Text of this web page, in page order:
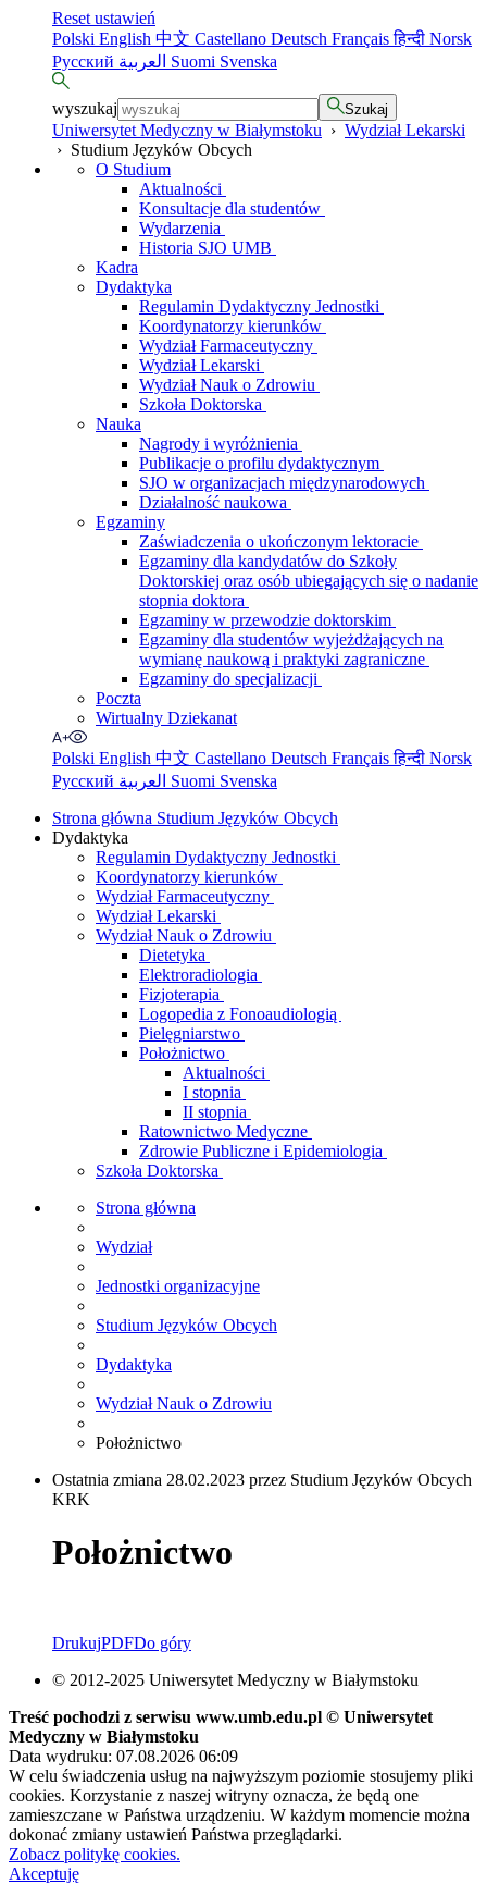
Reset ustawień
Polski English 中文 Castellano Deutsch Françaisहिन्दी Norsk
Русский
Suomi Svenska
wyszukaj Szukaj
Uniwersytet Medyczny w Białymstoku › Wydział Lekarski
› Studium Języków Obcych
O Studium
Aktualności
Konsultacje dla studentów
Wydarzenia
Historia SJO UMB
Kadra
Dydaktyka
Regulamin Dydaktyczny Jednostki
Koordynatorzy kierunków
Wydział Farmaceutyczny
Wydział Lekarski
Wydział Nauk o Zdrowiu
Szkoła Doktorska
Nauka
Nagrody i wyróżnienia
Publikacje o profilu dydaktycznym
SJO w organizacjach międzynarodowych
Działalność naukowa
Egzaminy
Zaświadczenia o ukończonym lektoracie
Egzaminy dla kandydatów do Szkoły
Doktorskiej oraz osób ubiegających się o nadanie
stopnia doktora
Egzaminy w przewodzie doktorskim
Egzaminy dla studentów wyjeżdżających na
wymianę naukową i praktyki zagraniczne
Egzaminy do specjalizacji
Poczta
Wirtualny Dziekanat
Polski English 中文 Castellano Deutsch Françaisहिन्दी Norsk
Русский
Suomi Svenska
Strona główna Studium Języków Obcych
Dydaktyka
Regulamin Dydaktyczny Jednostki
Koordynatorzy kierunków
Wydział Farmaceutyczny
Wydział Lekarski
Wydział Nauk o Zdrowiu
Dietetyka
Elektroradiologia
Fizjoterapia
Logopedia z Fonoaudiologią
Pielęgniarstwo
Położnictwo
Aktualności
I stopnia
II stopnia
Ratownictwo Medyczne
Zdrowie Publiczne i Epidemiologia
Szkoła Doktorska
Strona główna
Wydział
Jednostki organizacyjne
Studium Języków Obcych
Dydaktyka
Wydział Nauk o Zdrowiu
Położnictwo
Ostatnia zmiana 28.02.2023 przez Studium Języków Obcych
KRK
Położnictwo
DrukujPDFDo góry
© 2012-2025 Uniwersytet Medyczny w Białymstoku
Treść pochodzi z serwisu www.umb.edu.pl © Uniwersytet
Medyczny w Białymstoku
Data wydruku: 07.08.2026 06:09
W celu świadczenia usług na najwyższym poziomie stosujemy pliki
cookies. Korzystanie z naszej witryny oznacza, że będą one
zamieszczane w Państwa urządzeniu. W każdym momencie można
dokonać zmiany ustawień Państwa przeglądarki.
Zobacz politykę cookies.
Akceptuję